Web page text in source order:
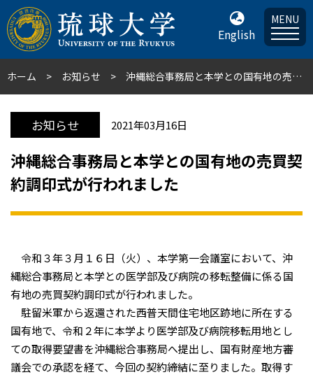
English
MENU
ホーム お知らせ 沖縄総合事務局と本学との国有地の売買契約調印式が行われました
お知らせ 2021年03月16日
沖縄総合事務局と本学との国有地の売買契
約調印式が行われました
令和３年３月１６日（火）、本学第一会議室において、沖
縄総合事務局と本学との医学部及び病院の移転整備に係る国
有地の売買契約調印式が行われました。
駐留米軍から返還された西普天間住宅地区跡地に所在する
国有地で、令和２年に本学より医学部及び病院移転用地とし
ての取得要望書を沖縄総合事務局へ提出し、国有財産地方審
議会での承認を経て、今回の契約締結に至りました。取得す